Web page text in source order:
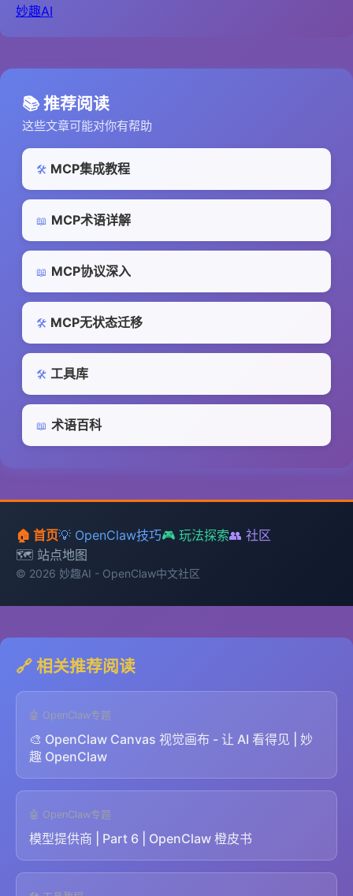
妙趣AI
📚 推荐阅读
这些文章可能对你有帮助
🛠️ MCP集成教程
📖 MCP术语详解
📖 MCP协议深入
🛠️ MCP无状态迁移
🛠️ 工具库
📖 术语百科
🏠 首页💡 OpenClaw技巧🎮 玩法探索👥 社区
🗺️ 站点地图
© 2026 妙趣AI - OpenClaw中文社区
🔗 相关推荐阅读
🤖 OpenClaw专题
🎨 OpenClaw Canvas 视觉画布 - 让 AI 看得见 | 妙
趣 OpenClaw
🤖 OpenClaw专题
模型提供商 | Part 6 | OpenClaw 橙皮书